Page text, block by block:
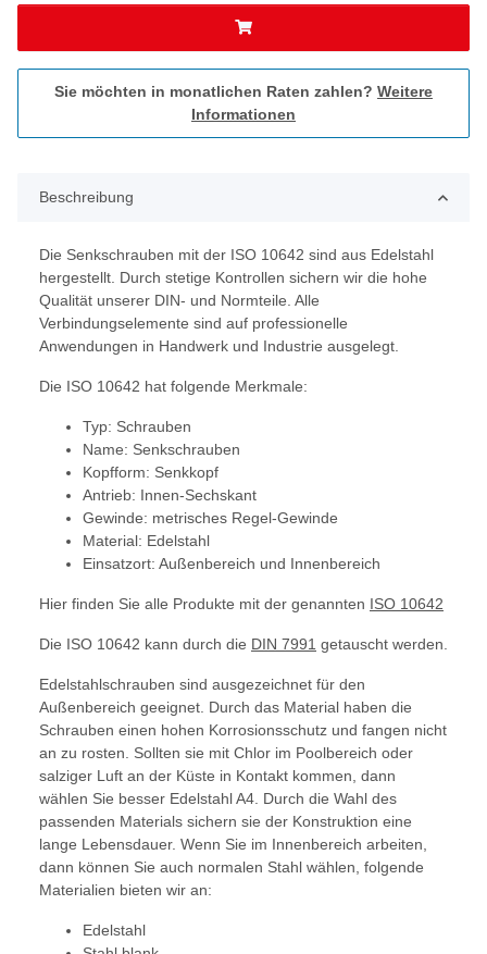
Sie möchten in monatlichen Raten zahlen? Weitere
Informationen
Beschreibung
Die Senkschrauben mit der ISO 10642 sind aus Edelstahl
hergestellt. Durch stetige Kontrollen sichern wir die hohe
Qualität unserer DIN- und Normteile. Alle
Verbindungselemente sind auf professionelle
Anwendungen in Handwerk und Industrie ausgelegt.
Die ISO 10642 hat folgende Merkmale:
Typ: Schrauben
Name: Senkschrauben
Kopfform: Senkkopf
Antrieb: Innen-Sechskant
Gewinde: metrisches Regel-Gewinde
Material: Edelstahl
Einsatzort: Außenbereich und Innenbereich
Hier finden Sie alle Produkte mit der genannten ISO 10642
Die ISO 10642 kann durch die DIN 7991 getauscht werden.
Edelstahlschrauben sind ausgezeichnet für den
Außenbereich geeignet. Durch das Material haben die
Schrauben einen hohen Korrosionsschutz und fangen nicht
an zu rosten. Sollten sie mit Chlor im Poolbereich oder
salziger Luft an der Küste in Kontakt kommen, dann
wählen Sie besser Edelstahl A4. Durch die Wahl des
passenden Materials sichern sie der Konstruktion eine
lange Lebensdauer. Wenn Sie im Innenbereich arbeiten,
dann können Sie auch normalen Stahl wählen, folgende
Materialien bieten wir an:
Edelstahl